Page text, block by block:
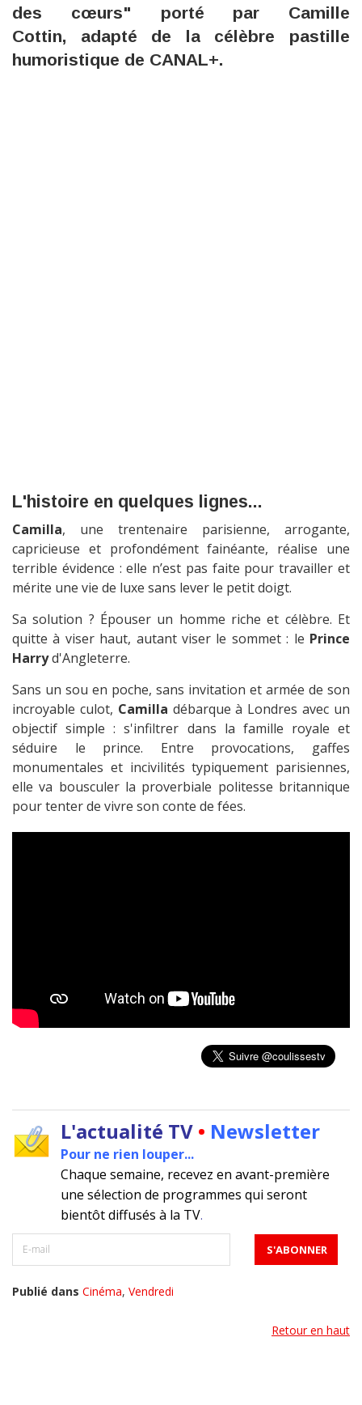
des cœurs" porté par Camille
Cottin, adapté de la célèbre pastille
humoristique de CANAL+.
L'histoire en quelques lignes...
Camilla, une trentenaire parisienne, arrogante,
capricieuse et profondément fainéante, réalise une
terrible évidence : elle n’est pas faite pour travailler et
mérite une vie de luxe sans lever le petit doigt.
Sa solution ? Épouser un homme riche et célèbre. Et
quitte à viser haut, autant viser le sommet : le Prince
Harryd'Angleterre.
Sans un sou en poche, sans invitation et armée de son
incroyable culot, Camilla débarque à Londres avec un
objectif simple : s'infiltrer dans la famille royale et
séduire le prince. Entre provocations, gaffes
monumentales et incivilités typiquement parisiennes,
elle va bousculer la proverbiale politesse britannique
pour tenter de vivre son conte de fées.
L'actualité TV • Newsletter
Pour ne rien louper...
Chaque semaine, recevez en avant-première
une sélection de programmes qui seront
bientôt diffusés à la TV.
Publié dans Cinéma, Vendredi
Retour en haut